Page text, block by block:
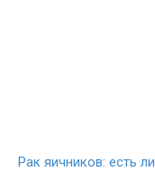
Рак яичников: есть ли